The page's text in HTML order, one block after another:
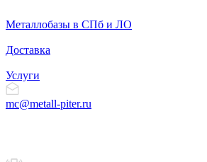
Металлобазы в СПб и ЛО
Доставка
Услуги
mc@metall-piter.ru